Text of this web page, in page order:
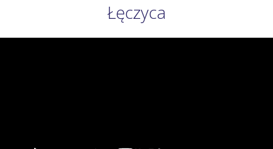
Łęczyca